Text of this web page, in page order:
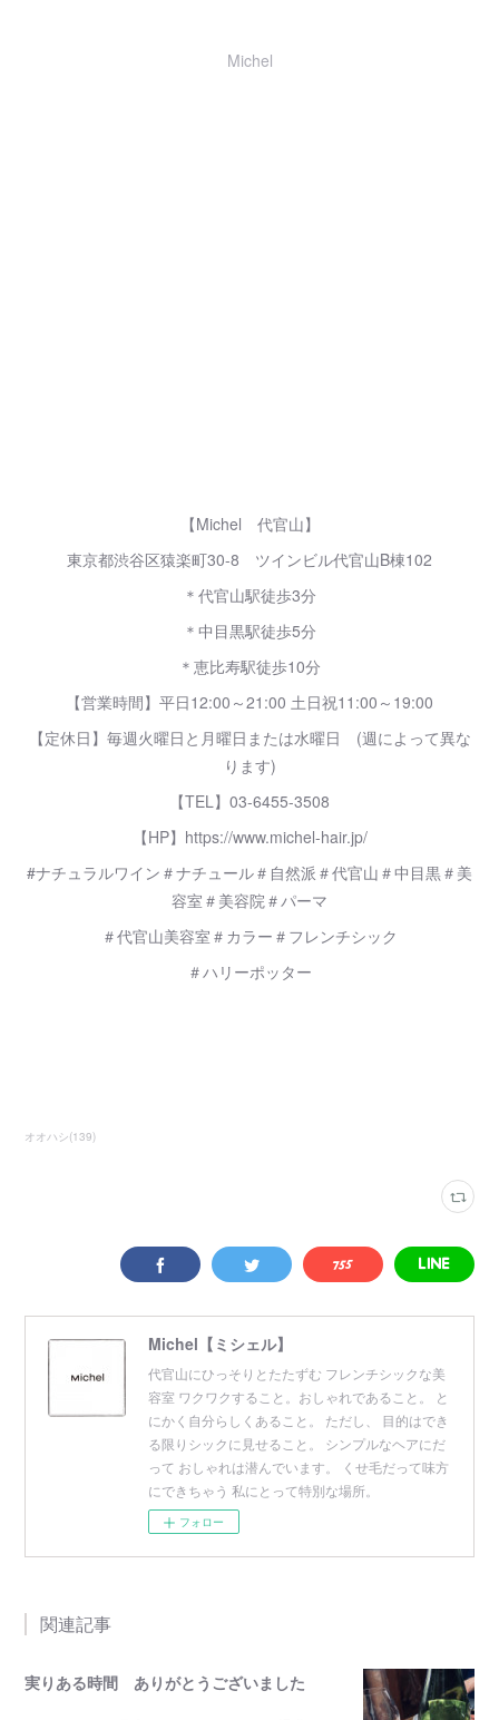
Michel
【Michel 代官山】
東京都渋谷区猿楽町30-8 ツインビル代官山B棟102
＊代官山駅徒歩3分
＊中目黒駅徒歩5分
＊恵比寿駅徒歩10分
【営業時間】平日12:00～21:00 土日祝11:00～19:00
【定休日】毎週火曜日と月曜日または水曜日 (週によって異な
ります)
【TEL】03-6455-3508
【HP】https://www.michel-hair.jp/
#ナチュラルワイン＃ナチュール＃自然派＃代官山＃中目黒＃美
容室＃美容院＃パーマ
＃代官山美容室＃カラー＃フレンチシック
＃ハリーポッター
オオハシ(139)
Michel【ミシェル】
代官山にひっそりとたたずむ フレンチシックな美
容室 ワクワクすること。おしゃれであること。 と
にかく自分らしくあること。 ただし、 目的はでき
る限りシックに見せること。 シンプルなヘアにだ
って おしゃれは潜んでいます。 くせ毛だって味方
にできちゃう 私にとって特別な場所。
フォロー
関連記事
実りある時間 ありがとうございました